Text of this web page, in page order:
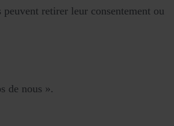
retirer leur consentement ou
de nous ».